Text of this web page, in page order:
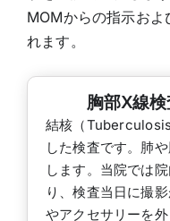
MOMからの指示およ
れます。
胸部X線
結核（
した検査です。肺
します。当院では
り、検査当日に撮
やアクセサリーを